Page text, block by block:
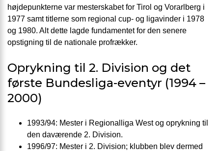
højdepunkterne var mesterskabet for Tirol og Vorarlberg i
1977 samt titlerne som regional cup- og ligavinder i 1978
og 1980. Alt dette lagde fundamentet for den senere
opstigning til de nationale prof­rækker.
Oprykning til 2. Division og det
første Bundesliga-eventyr (1994 –
2000)
1993/94: Mester i Regionalliga West og oprykning til
den daværende 2. Division.
1996/97: Mester i 2. Division; klubben blev dermed